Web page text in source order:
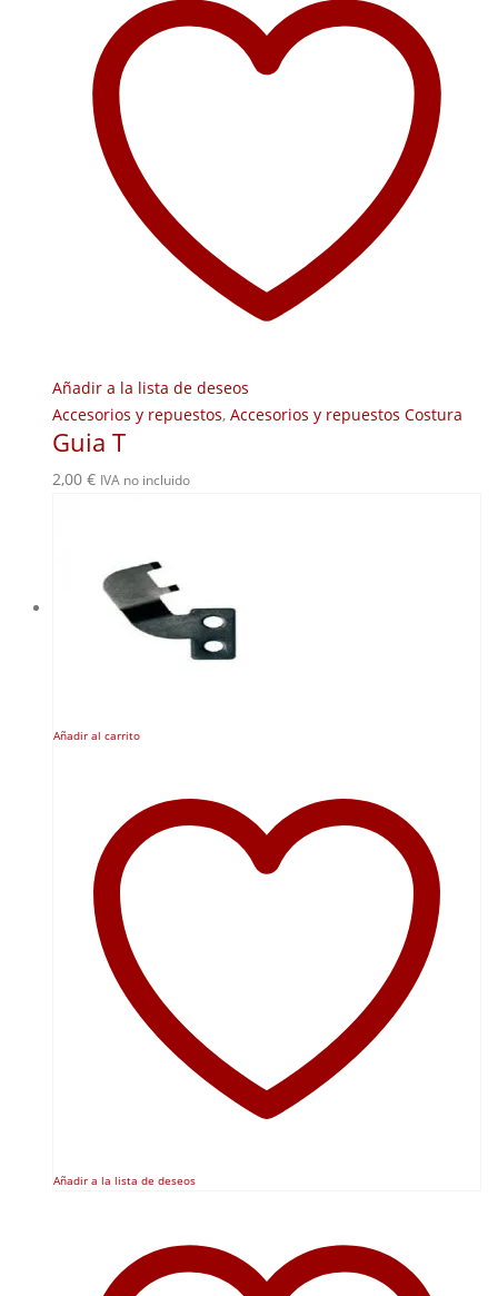
Añadir a la lista de deseos
Accesorios y repuestos, Accesorios y repuestos Costura
Guia T
2,00 € IVA no incluido
Añadir al carrito
Añadir a la lista de deseos